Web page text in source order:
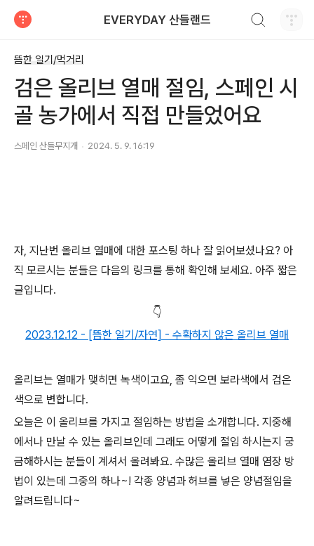
EVERYDAY 산들랜드
뜸한 일기/먹거리
검은 올리브 열매 절임, 스페인 시
골 농가에서 직접 만들었어요
스페인 산들무지개 2024. 5. 9. 16:19
자, 지난번 올리브 열매에 대한 포스팅 하나 잘 읽어보셨나요? 아
직 모르시는 분들은 다음의 링크를 통해 확인해 보세요. 아주 짧은
글입니다.
👇
2023.12.12 - [뜸한 일기/자연] - 수확하지 않은 올리브 열매
올리브는 열매가 맺히면 녹색이고요, 좀 익으면 보라색에서 검은
색으로 변합니다.
오늘은 이 올리브를 가지고 절임하는 방법을 소개합니다. 지중해
에서나 만날 수 있는 올리브인데 그래도 어떻게 절임 하시는지 궁
금해하시는 분들이 계셔서 올려봐요. 수많은 올리브 열매 염장 방
법이 있는데 그중의 하나~! 각종 양념과 허브를 넣은 양념절임을
알려드립니다~